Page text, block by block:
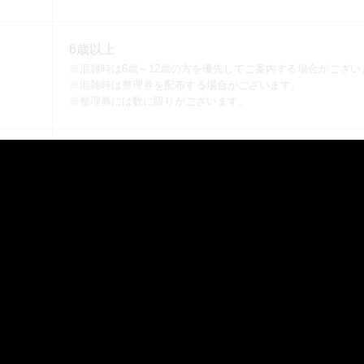
6歳以上
※混雑時は6歳～12歳の方を優先してご案内する場合がござい
※混雑時は整理券を配布する場合がございます。
※整理券には数に限りがございます。